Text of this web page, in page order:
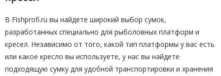
В Fishprofi.ru вы найдете широкий выбор сумок,
разработанных специально для рыболовных платформ и
кресел. Независимо от того, какой тип платформы у вас есть
или какое кресло вы используете, у нас вы найдете
подходящую сумку для удобной транспортировки и хранения